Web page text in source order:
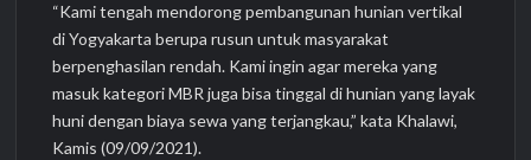
“Kami tengah mendorong pembangunan hunian vertikal
di Yogyakarta berupa rusun untuk masyarakat
berpenghasilan rendah. Kami ingin agar mereka yang
masuk kategori MBR juga bisa tinggal di hunian yang layak
huni dengan biaya sewa yang terjangkau,” kata Khalawi,
Kamis (09/09/2021).